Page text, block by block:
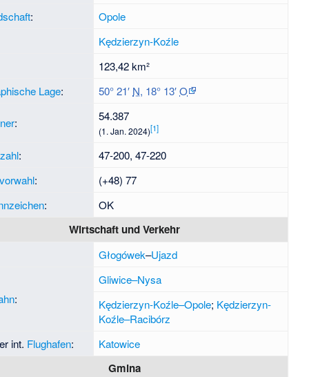
:
Opole
Kędzierzyn-Koźle
123,42 km²
Lage: 50° 21′ N, 18° 13′O
: 54.387
(1. Jan. 2024)[1]
:
47-200, 47-220
:
(+48) 77
: OK
Wirtschaft und Verkehr
Głogówek–Ujazd
:
Gliwice–Nysa
Kędzierzyn-Koźle–Opole; Kędzierzyn-
Koźle–Racibórz
int. Flughafen: Katowice
Gmina